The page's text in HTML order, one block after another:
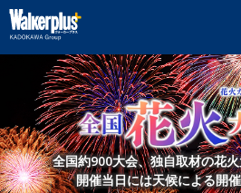
全国約900大会、独自取材の花
開催当日には天候による開